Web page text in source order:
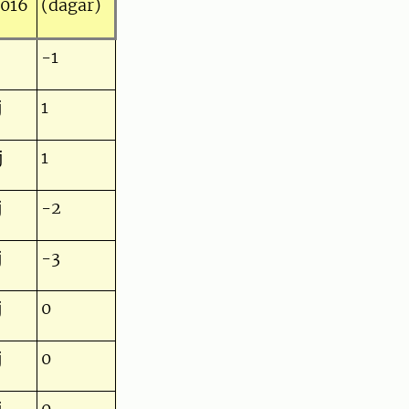
(dagar)
-1
1
1
-2
-3
0
0